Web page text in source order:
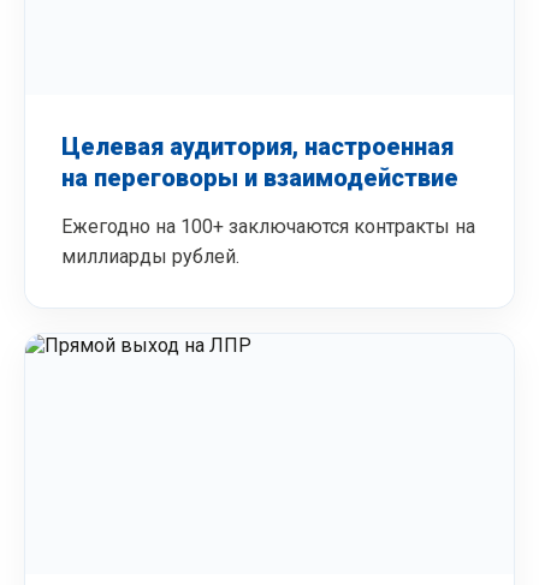
Целевая аудитория, настроенная
на переговоры и взаимодействие
Ежегодно на 100+ заключаются контракты на
миллиарды рублей.